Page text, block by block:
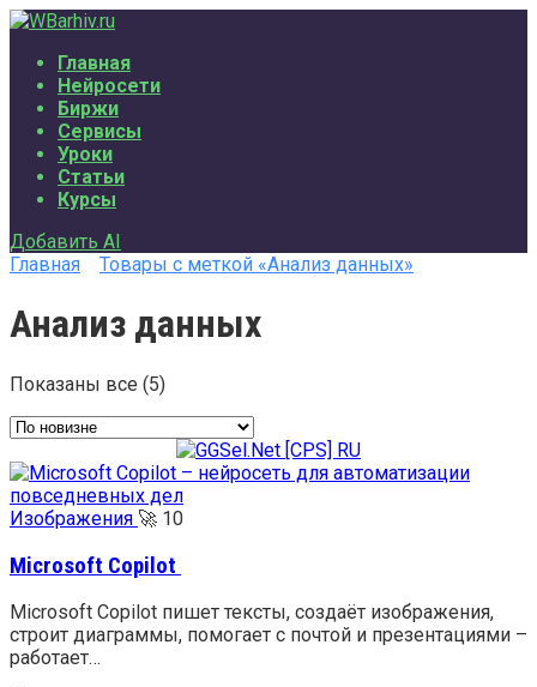
Перейти
содержанию
Главная
Нейросети
Биржи
Сервисы
Уроки
Статьи
Курсы
Добавить AI
Главная
Товары с меткой «Анализ данных»
Анализ данных
Показаны все (5)
недавние
Изображения 🚀 10
Microsoft Copilot
Microsoft Copilot пишет тексты, создаёт изображения,
строит диаграммы, помогает с почтой и презентациями –
работает…